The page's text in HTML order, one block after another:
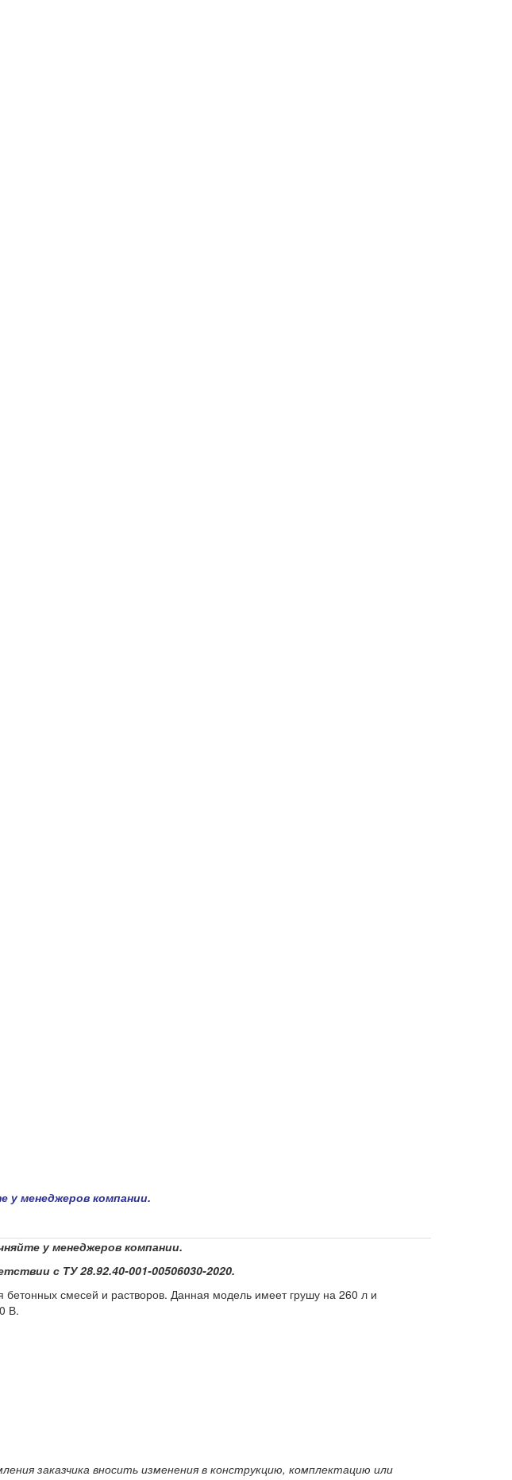
у менеджеров компании.
у менеджеров компании.
с ТУ 28.92.40-001-00506030-2020.
смесей и растворов. Данная модель имеет грушу на 260 л и
В.
заказчика вносить изменения в конструкцию, комплектацию или